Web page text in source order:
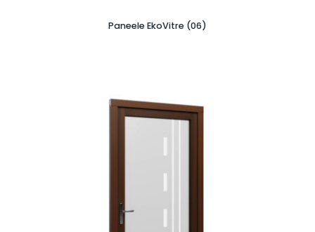
Paneele EkoVitre (06)